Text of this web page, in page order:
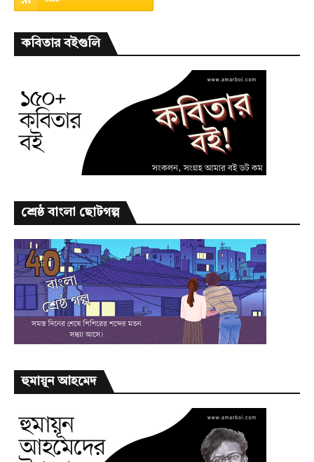
কবিতার বইগুলি
শ্রেষ্ঠ বাংলা ছোটগল্প
হুমায়ূন আহমেদ